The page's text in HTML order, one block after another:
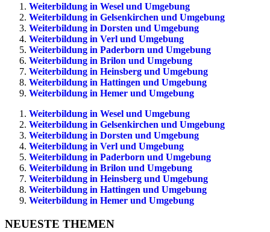
Weiterbildung in Wesel und Umgebung
Weiterbildung in Gelsenkirchen und Umgebung
Weiterbildung in Dorsten und Umgebung
Weiterbildung in Verl und Umgebung
Weiterbildung in Paderborn und Umgebung
Weiterbildung in Brilon und Umgebung
Weiterbildung in Heinsberg und Umgebung
Weiterbildung in Hattingen und Umgebung
Weiterbildung in Hemer und Umgebung
Weiterbildung in Wesel und Umgebung
Weiterbildung in Gelsenkirchen und Umgebung
Weiterbildung in Dorsten und Umgebung
Weiterbildung in Verl und Umgebung
Weiterbildung in Paderborn und Umgebung
Weiterbildung in Brilon und Umgebung
Weiterbildung in Heinsberg und Umgebung
Weiterbildung in Hattingen und Umgebung
Weiterbildung in Hemer und Umgebung
NEUESTE THEMEN